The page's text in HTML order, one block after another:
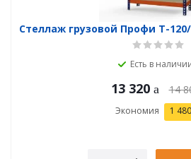
Стеллаж грузовой Профи Т-120/
Есть в
13 320 14
Экономия 1 480